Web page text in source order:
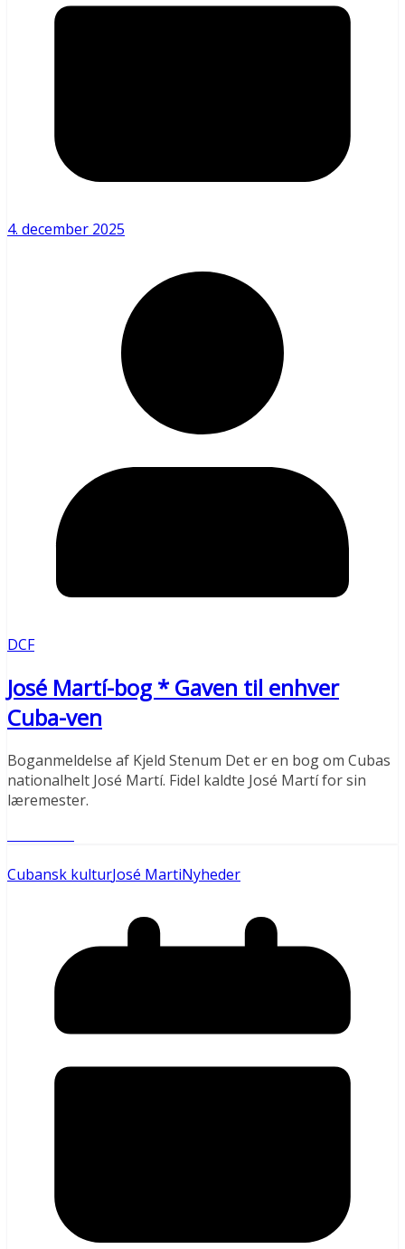
4. december 2025
DCF
José Martí-bog * Gaven til enhver
Cuba-ven
Boganmeldelse af Kjeld Stenum Det er en bog om Cubas
nationalhelt José Martí. Fidel kaldte José Martí for sin
læremester.
Cubansk kulturJosé MartiNyheder